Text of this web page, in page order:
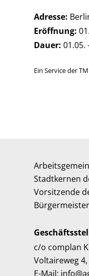
Adresse:
Eröffnung:
Dauer: 01.05.
Ein Service der
Stadtkernen
Vorsitzende
c/o complan
Voltaireweg
E-Mail: